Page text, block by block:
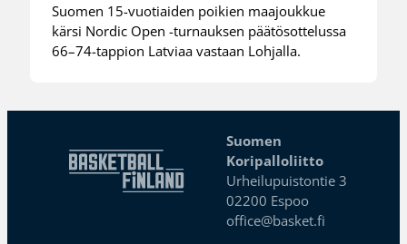
Suomen 15-vuotiaiden poikien maajoukkue
kärsi Nordic Open -turnauksen päätösottelussa
66–74-tappion Latviaa vastaan Lohjalla.
Suomen
Koripalloliitto
Urheilupuistontie 3
02200 Espoo
office@basket.fi